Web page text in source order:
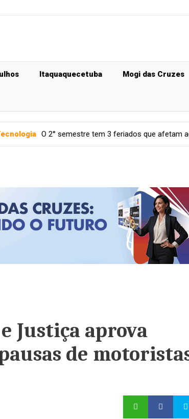
Itaquaquecetuba Mogi das Cruzes
semestre tem 3 feriados que afetam agenda dos
Justiça aprova
de